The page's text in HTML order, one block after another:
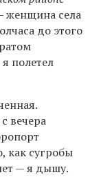
женщина села
до этого
полетел
вечера
как сугробы
— я дышу.